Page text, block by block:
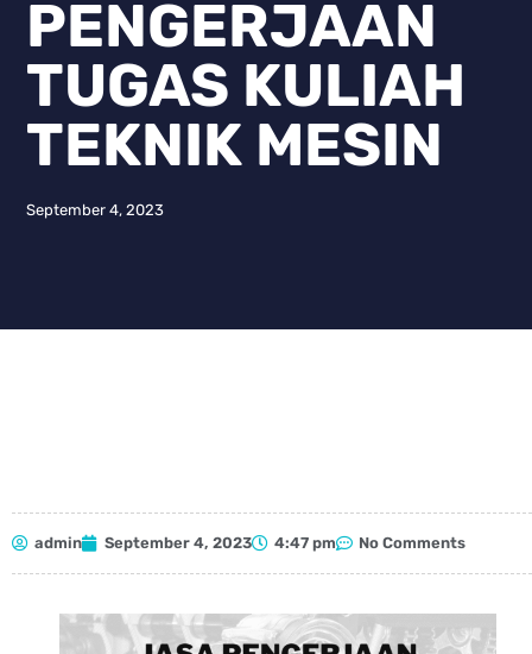
PENGERJAAN
TUGAS KULIAH
TEKNIK MESIN
September 4, 2023
admin September 4, 2023 4:47 pm No Comments